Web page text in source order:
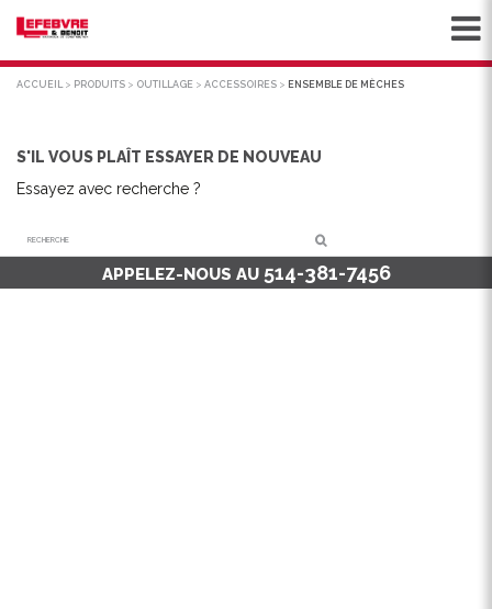
ACCUEIL > PRODUITS > OUTILLAGE > ACCESSOIRES > ENSEMBLE DE MÈCHES
S'IL VOUS PLAÎT ESSAYER DE NOUVEAU
Essayez avec recherche ?
APPELEZ-NOUS AU 514-381-7456